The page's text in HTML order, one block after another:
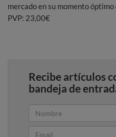
mercado en su momento óptimo
PVP: 23,00€
Recibe artículos
bandeja de